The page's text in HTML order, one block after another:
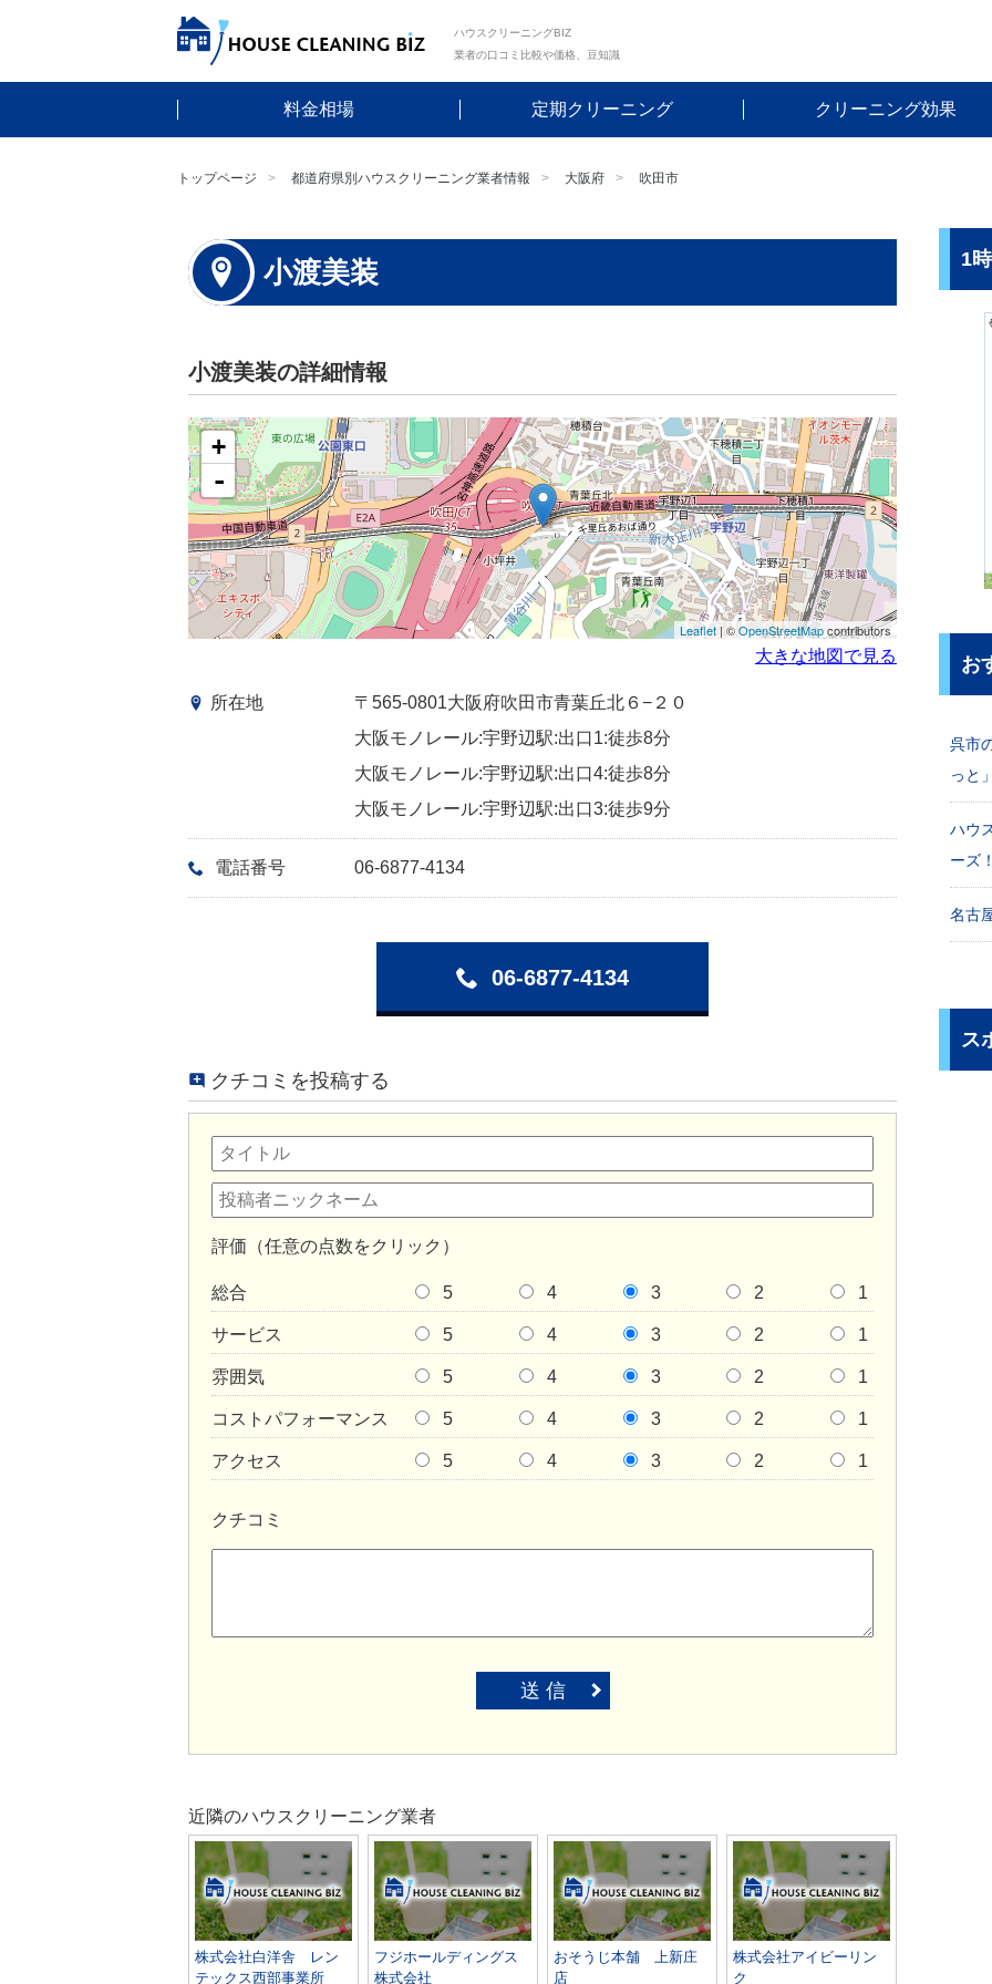
ハウスクリーニングBIZ
業者の口コミ比較や価格、豆知識
料金相場 定期クリーニング クリーニング効果
トップページ 都道府県別ハウスクリーニング業者情報 大阪府 吹田市
小渡美装
小渡美装の詳細情報
+
-
Leaflet | ©OpenStreetMapcontributors
大きな地図で見る
所在地
〒565-0801大阪府吹田市青葉丘北６−２０
大阪モノレール:宇野辺駅:出口1:徒歩8分
大阪モノレール:宇野辺駅:出口4:徒歩8分
大阪モノレール:宇野辺駅:出口3:徒歩9分
電話番号 06-6877-4134
06-6877-4134
クチコミを投稿する
評価（任意の点数をクリック）
総合 5 4 3 2 1
サービス 5 4 3 2 1
雰囲気 5 4 3 2 1
コストパフォーマンス 5 4 3 2 1
アクセス 5 4 3 2 1
クチコミ
送 信
近隣のハウスクリーニング業者
株式会社白洋舎 レン
テックス西部事業所
フジホールディングス
株式会社
おそうじ本舗 上新庄
店
株式会社アイビーリン
ク
1
お
呉市
っと」
ハウ
ーズ！
名古
ス